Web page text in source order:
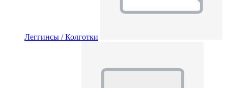
Леггинсы / Колготки